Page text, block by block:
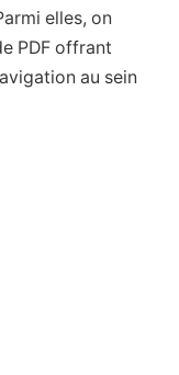
elles, on
PDF offrant
au sein